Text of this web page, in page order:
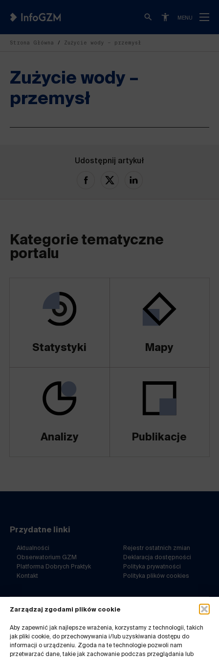
Zarządzaj zgodami plików cookie
Aby zapewnić jak najlepsze wrażenia, korzystamy z technologii, takich
jak pliki cookie, do przechowywania i/lub uzyskiwania dostępu do
informacji o urządzeniu. Zgoda na te technologie pozwoli nam
przetwarzać dane, takie jak zachowanie podczas przeglądania lub
MENU
Strona Główna Zużycie wody – przemysł
Zużycie wody –
przemysł
Udostępnij artykuł
Kategorie tematyczne
portalu
Statystyki Mapy
Analizy Publikacje
40-053 Katowice
32 7180-767
pn-pt. 8-14
Przydatne linki
Aktualności
Obserwatorium GZM
Platforma Dobrych Praktyk
Kontakt
Rejestr ostatnich zmian
Deklaracja dostępności
Polityka prywatności
Polityka plików cookies